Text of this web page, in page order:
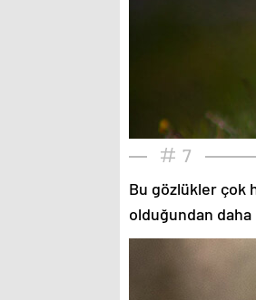
7
Bu gözlükler çok
olduğundan daha